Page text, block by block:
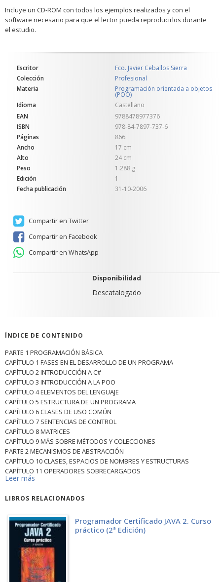
Incluye un CD-ROM con todos los ejemplos realizados y con el
software necesario para que el lector pueda reproducirlos durante
el estudio.
Escritor
Fco. Javier Ceballos Sierra
Colección
Profesional
Materia
Programación orientada a objetos
(POO)
Idioma
Castellano
EAN
9788478977376
ISBN
978-84-7897-737-6
Páginas
866
Ancho
17 cm
Alto
24 cm
Peso
1.288 g
Edición
1
Fecha publicación
31-10-2006
Compartir en Twitter
Compartir en Facebook
Compartir en WhatsApp
Disponibilidad
Descatalogado
ÍNDICE DE CONTENIDO
PARTE 1 PROGRAMACIÓN BÁSICA
CAPÍTULO 1 FASES EN EL DESARROLLO DE UN PROGRAMA
CAPÍTULO 2 INTRODUCCIÓN A C#
CAPÍTULO 3 INTRODUCCIÓN A LA POO
CAPÍTULO 4 ELEMENTOS DEL LENGUAJE
CAPÍTULO 5 ESTRUCTURA DE UN PROGRAMA
CAPÍTULO 6 CLASES DE USO COMÚN
CAPÍTULO 7 SENTENCIAS DE CONTROL
CAPÍTULO 8 MATRICES
CAPÍTULO 9 MÁS SOBRE MÉTODOS Y COLECCIONES
PARTE 2 MECANISMOS DE ABSTRACCIÓN
CAPÍTULO 10 CLASES, ESPACIOS DE NOMBRES Y ESTRUCTURAS
CAPÍTULO 11 OPERADORES SOBRECARGADOS
CAPÍTULO 12 CLASES DERIVADAS E INTERFACES
CAPÍTULO 14 EXCEPCIONES
PARTE 3 DISEÑO Y PROGRAMACIÓN
CAPÍTULO 16 ESTRUCTURAS DINÁMICAS
CAPÍTULO 17 ALGORITMOS
CAPÍTULO 18 HILOS
CAPÍTULO 19 INTERFACES GRÁFICAS Y APLICACIONES PARA
INTERNET
PARTE 4 APÉNDICES
Leer más
LIBROS RELACIONADOS
Programador Certificado JAVA 2. Curso
práctico (2ª Edición)